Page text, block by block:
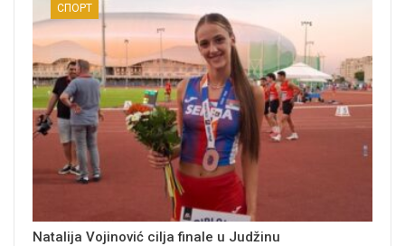
СПОРТ
Natalija Vojinović cilja finale u Judžinu